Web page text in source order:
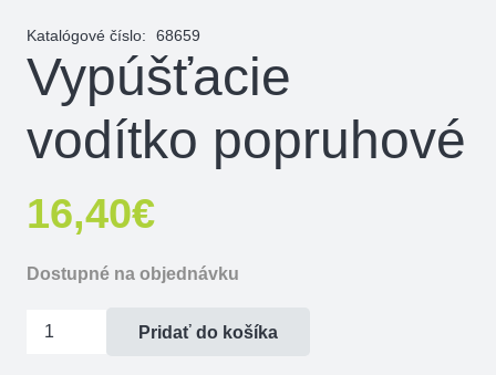
Katalógové číslo: 68659
Vypúšťacie
vodítko popruhové
16,40€
Dostupné na objednávku
množstvo
Pridať do košíka